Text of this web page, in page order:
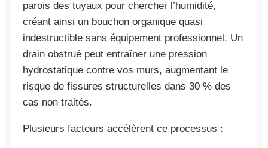
parois des tuyaux pour chercher l’humidité,
créant ainsi un bouchon organique quasi
indestructible sans équipement professionnel. Un
drain obstrué peut entraîner une pression
hydrostatique contre vos murs, augmentant le
risque de fissures structurelles dans 30 % des
cas non traités.
Plusieurs facteurs accélèrent ce processus :